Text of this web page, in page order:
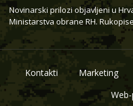
Novinarski prilozi objavljeni u
Ministarstva obrane RH.
Kontakti Marketing